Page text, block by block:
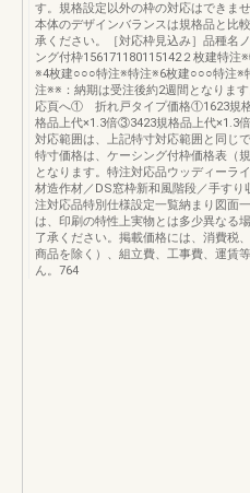
す。規格設定以外の枠の対応はできま
本体のデザインバランスは規格品と比
承ください。［対応枠見込み］品種名
ング付枠156171180115142２枚建特注
※4枚建○○○特注※特注※6枚建○○○特注※
注※※：納期は受注後約2週間となりま
応頁へ① 折れ戸タイプ価格①1623規
格品上代×1.3倍③3423規格品上代×1.3
対応範囲は、上記特寸対応範囲と同じ
特寸価格は、ケーシング付枠価格表（
となります。特注対応品ウッディーラ
材造作材／DS窓枠新和風階段／手すり
注対応品特別仕様設定一覧納まり図面
は、印刷の特性上実物とは多少異なる
了承ください。掲載価格には、消費税
商品を除く）、組立費、工事費、運賃
ん。764